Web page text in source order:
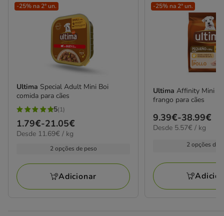
-25% na 2ª un.
Ultima Special Adult Mini Boi
comida para cães
5
estrelas
com
avaliações
5(1)
Preço
de
21.05€
1.79€-21.05€
11.69€
Desde 11.69€ / kg
2 opções de peso
Adicionar
-25% na 2ª un.
UltimaAffinity Mini Adult Ração de
frango para cães
Preço
de
38.99€
9.39€-38.99€
5.57€
Desde 5.57€ / kg
2 opções de